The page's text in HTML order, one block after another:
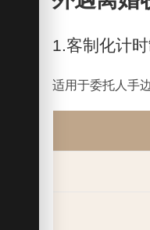
1.客制化计时
适用于委托人手